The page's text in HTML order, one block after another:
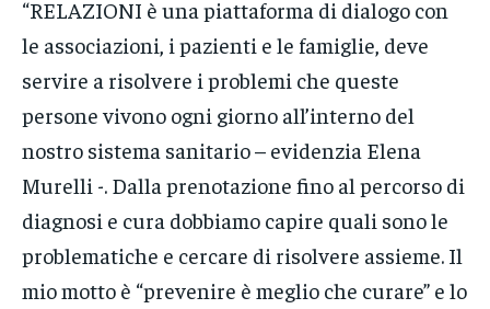
“RELAZIONI è una piattaforma di dialogo con
le associazioni, i pazienti e le famiglie, deve
servire a risolvere i problemi che queste
persone vivono ogni giorno all’interno del
nostro sistema sanitario – evidenzia Elena
Murelli -. Dalla prenotazione fino al percorso di
diagnosi e cura dobbiamo capire quali sono le
problematiche e cercare di risolvere assieme. Il
mio motto è “prevenire è meglio che curare” e lo